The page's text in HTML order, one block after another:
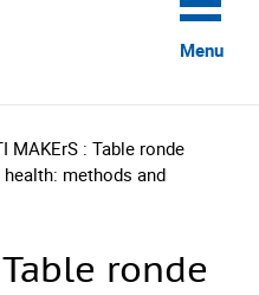
Menu
MAKErS : Table ronde
methods and
ronde